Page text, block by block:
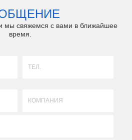
шестигранник, внешний ...
мы свяжемся с вами в ближайшее
время.